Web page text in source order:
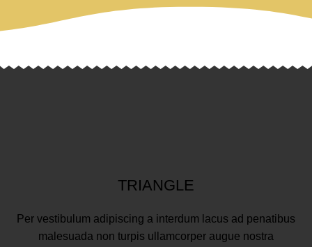
TRIANGLE
Per vestibulum adipiscing a interdum lacus ad penatibus
malesuada non turpis ullamcorper augue nostra